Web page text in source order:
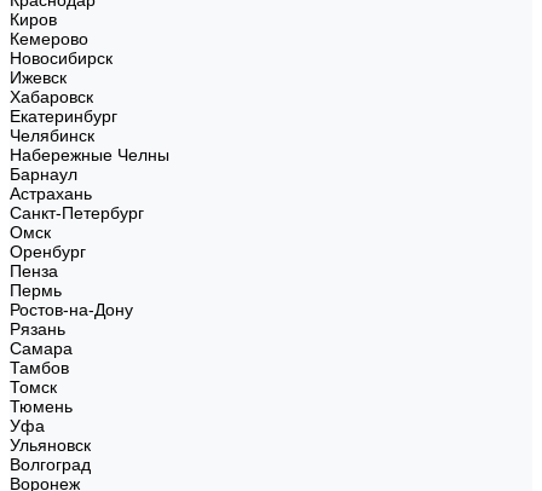
Киров
Кемерово
Новосибирск
Ижевск
Хабаровск
Екатеринбург
Челябинск
Набережные Челны
Барнаул
Астрахань
Санкт-Петербург
Омск
Оренбург
Пенза
Пермь
Ростов-на-Дону
Рязань
Самара
Тамбов
Томск
Тюмень
Уфа
Ульяновск
Волгоград
Воронеж